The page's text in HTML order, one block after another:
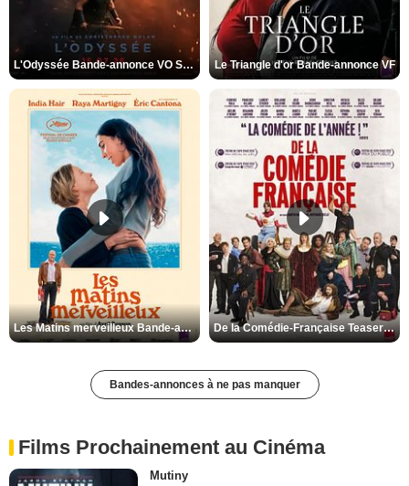
L'Odyssée Bande-annonce VO STFR Le Triangle d'or Bande-annonce VF
Les Matins merveilleux Bande-annonce VF De la Comédie-Française Teaser VF
Bandes-annonces à ne pas manquer
Films Prochainement au Cinéma
Mutiny